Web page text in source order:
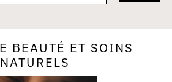
BEAUTÉ ET SOINS
NATURELS